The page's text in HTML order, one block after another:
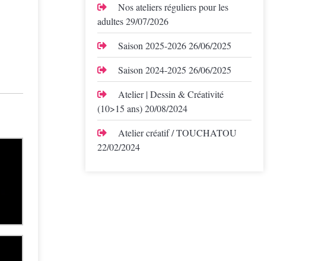
Nos ateliers réguliers pour les
adultes29/07/2026
Saison 2025-202626/06/2025
Saison 2024-2025 26/06/2025
Atelier | Dessin & Créativité
(10>15 ans)20/08/2024
Atelier créatif / TOUCHATOU
22/02/2024